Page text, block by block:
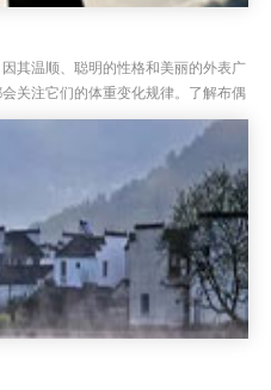
其温顺、聪明的性格和美丽的外表广
关注它们的体重变化规律。了解布偶
康状况，还能帮助主人做好日常...